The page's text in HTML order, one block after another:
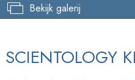
Bekijk galerij
SCIENTOLOGY